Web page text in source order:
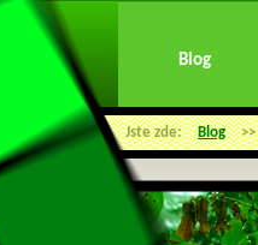
Blog
Jste zde: Blog >>